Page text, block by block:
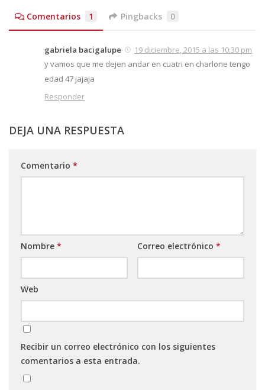
Comentarios 1 Pingbacks 0
gabriela bacigalupe
19 diciembre, 2015 a las 10:30 pm
y vamos que me dejen andar en cuatri en charlone tengo
edad 47 jajaja
Responder
DEJA UNA RESPUESTA
Comentario *
Nombre * Correo electrónico *
Web
Recibir un correo electrónico con los siguientes
comentarios a esta entrada.